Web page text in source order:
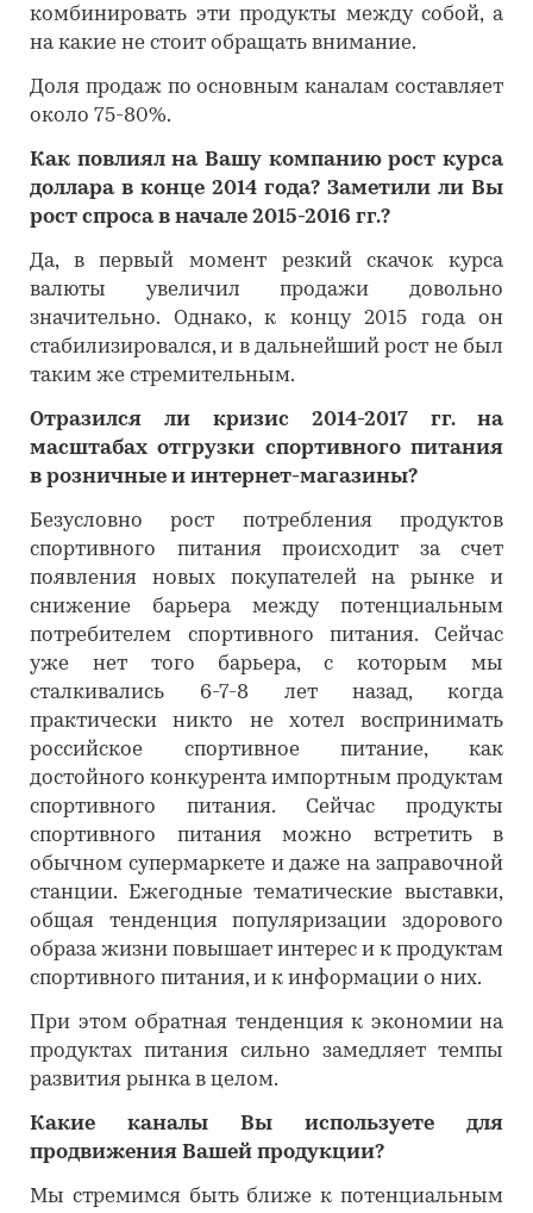
комбинировать эти продукты между собой, а
на какие не стоит обращать внимание.
Доля продаж по основным каналам составляет
около 75-80%.
Как повлиял на Вашу компанию рост курса
доллара в конце 2014 года? Заметили ли Вы
рост спроса в начале 2015-2016 гг.?
Да, в первый момент резкий скачок курса
валюты увеличил продажи довольно
значительно. Однако, к концу 2015 года он
стабилизировался, и в дальнейший рост не был
таким же стремительным.
Отразился ли кризис 2014-2017 гг. на
масштабах отгрузки спортивного питания
в розничные и интернет-магазины?
Безусловно рост потребления продуктов
спортивного питания происходит за счет
появления новых покупателей на рынке и
снижение барьера между потенциальным
потребителем спортивного питания. Сейчас
уже нет того барьера, с которым мы
сталкивались 6-7-8 лет назад, когда
практически никто не хотел воспринимать
российское спортивное питание, как
достойного конкурента импортным продуктам
спортивного питания. Сейчас продукты
спортивного питания можно встретить в
обычном супермаркете и даже на заправочной
станции. Ежегодные тематические выставки,
общая тенденция популяризации здорового
образа жизни повышает интерес и к продуктам
спортивного питания, и к информации о них.
При этом обратная тенденция к экономии на
продуктах питания сильно замедляет темпы
развития рынка в целом.
Какие каналы Вы используете для
продвижения Вашей продукции?
Мы стремимся быть ближе к потенциальным